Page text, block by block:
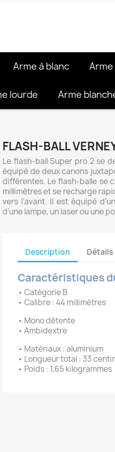
Arme à blanc
lourde Arme
FLASH-BALL
Le flash-ball Super pro 2 se
équipé de deux canons
différentes. Le flash-balle se
millimètres et se recharge
vers l’avant. Il est équipé
d’une lampe, un laser ou une
Description
Caractéristiques
• Catégorie B
• Calibre : 44 millimètres
• Mono détente
• Ambidextre
• Matériaux : aluminium
• Longueur total : 33
• Poids : 1,65 kilogrammes